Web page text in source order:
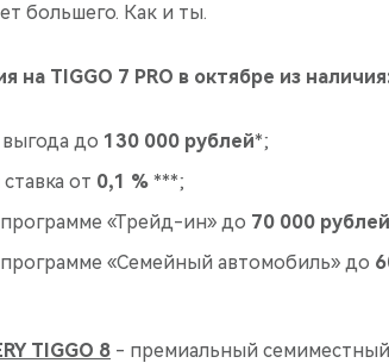
большего. Как и ты.
на TIGGO 7 PRO в октябре из
до 130 000 рублей*;
от 0,1 % ***;
«Трейд-ин» до 70 000 рублей
«Семейный автомобиль» до
TIGGO 8 - премиальный семиместный